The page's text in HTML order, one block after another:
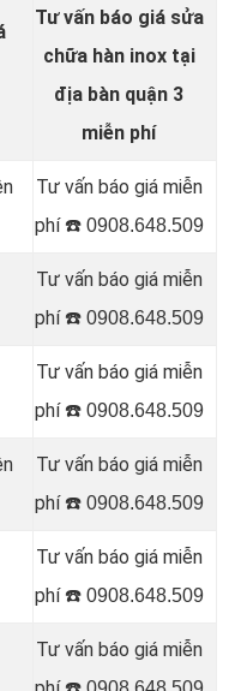
Tư vấn báo giá sửa
chữa hàn inox tại
địa bàn quận 3
miễn phí
Tư vấn báo giá miễn
phí ☎️ 0908.648.509
Tư vấn báo giá miễn
phí ☎️ 0908.648.509
Tư vấn báo giá miễn
phí ☎️ 0908.648.509
Tư vấn báo giá miễn
phí ☎️ 0908.648.509
Tư vấn báo giá miễn
phí ☎️ 0908.648.509
Tư vấn báo giá miễn